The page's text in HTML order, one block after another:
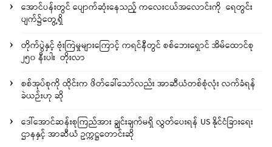
အောင်ပန်းတွင် ပျောက်ဆုံးနေသည့် ကလေးငယ်အလောင်းကို ရေတွင်း
ပျက်၌တွေ့ရှိ
တိုက်ပွဲနှင့် ဗုံးကြဲမှုများကြောင့် ကရင်နီတွင် စစ်ဘေးရှောင် အိမ်ထောင်စု
၂၅၀ နီးပါး တိုးလာ
စစ်အုပ်စုကို ထိုင်းက ဖိတ်ခေါ်သော်လည်း အာဆီယံတစ်စုံလုံး လက်ခံရန်
ခဲယဉ်းဟု ဆို
ဒေါ်အောင်ဆန်းစုကြည်အား ချွင်းချက်မရှိ လွှတ်ပေးရန် US နိုင်ငံခြားရေး
ဌာနနှင့် အာဆီယံ ဥက္ကဋ္ဌတောင်းဆို